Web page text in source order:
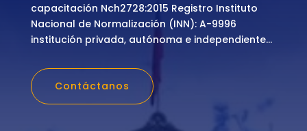
capacitación Nch2728:2015 Registro Instituto
Nacional de Normalización (INN): A-9996
institución privada, autónoma e independiente…
Contáctanos